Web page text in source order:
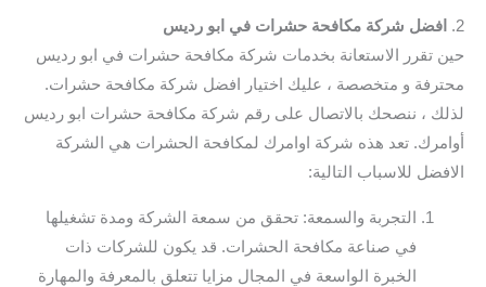
2.
افضل شركة مكافحة حشرات في ابو رديس
حين تقرر الاستعانة بخدمات شركة مكافحة حشرات في ابو رديس
محترفة و متخصصة ، عليك اختيار افضل شركة مكافحة حشرات.
لذلك ، ننصحك بالاتصال على رقم شركة مكافحة حشرات ابو رديس
أوامرك. تعد هذه شركة اوامرك لمكافحة الحشرات هي الشركة
الافضل للاسباب التالية:
التجربة والسمعة: تحقق من سمعة الشركة ومدة تشغيلها
في صناعة مكافحة الحشرات. قد يكون للشركات ذات
الخبرة الواسعة في المجال مزايا تتعلق بالمعرفة والمهارة